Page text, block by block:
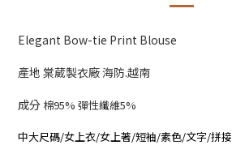
Elegant Bow-tie Print Blouse
產地 棠葳製衣廠 海防.越南
成分 棉95% 彈性纖維5%
中大尺碼/女上衣/女上著/短袖/素色/文字/拼接